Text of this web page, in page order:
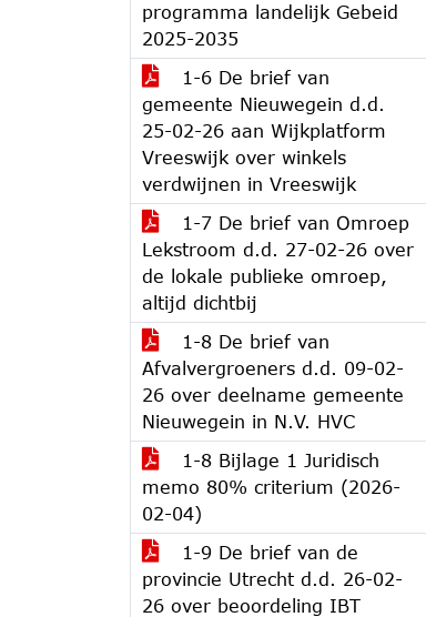
programma landelijk Gebeid
2025-2035
1-6 De brief van
gemeente Nieuwegein d.d.
25-02-26 aan Wijkplatform
Vreeswijk over winkels
verdwijnen in Vreeswijk
1-7 De brief van Omroep
Lekstroom d.d. 27-02-26 over
de lokale publieke omroep,
altijd dichtbij
1-8 De brief van
Afvalvergroeners d.d. 09-02-
26 over deelname gemeente
Nieuwegein in N.V. HVC
1-8 Bijlage 1 Juridisch
memo 80% criterium (2026-
02-04)
1-9 De brief van de
provincie Utrecht d.d. 26-02-
26 over beoordeling IBT